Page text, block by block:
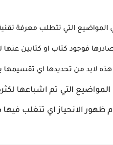
المواضيع التي تتطلب معرفة
فوجود كتاب او كتابين
لابد من تحديدها اي تقسيمها
التي تم اشباعها
ظهور الانحياز اي تتغلب